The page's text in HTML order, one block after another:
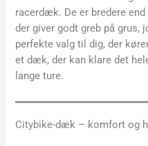
racerdæk. De er bredere
der giver godt greb på grus,
perfekte valg til dig, der
et dæk, der kan klare det
lange ture.
Citybike-dæk – komfort og